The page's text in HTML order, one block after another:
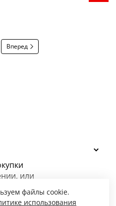
Вперед
или
оплаты.файлы cookie.
использования